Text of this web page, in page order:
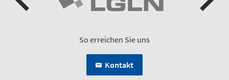
So erreichen Sie uns
Kontakt